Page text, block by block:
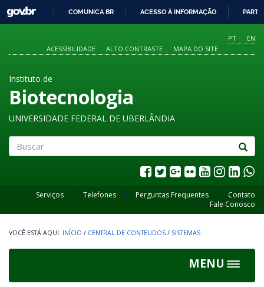
O
CONTEÚDO
GOVBR
COMUNICA BR ACESSO À INFORMAÇÃO
PT
EN
ACESSIBILIDADE
ALTO CONTRASTE MAPA DO SITE
Instituto de
Biotecnologia
UNIVERSIDADE FEDERAL DE UBERLÂNDIA
Serviços Telefones Perguntas Frequentes
Contato
Fale Conosco
INÍCIO / CENTRAL DE CONTEUDOS / SISTEMAS
MENU
Toggle